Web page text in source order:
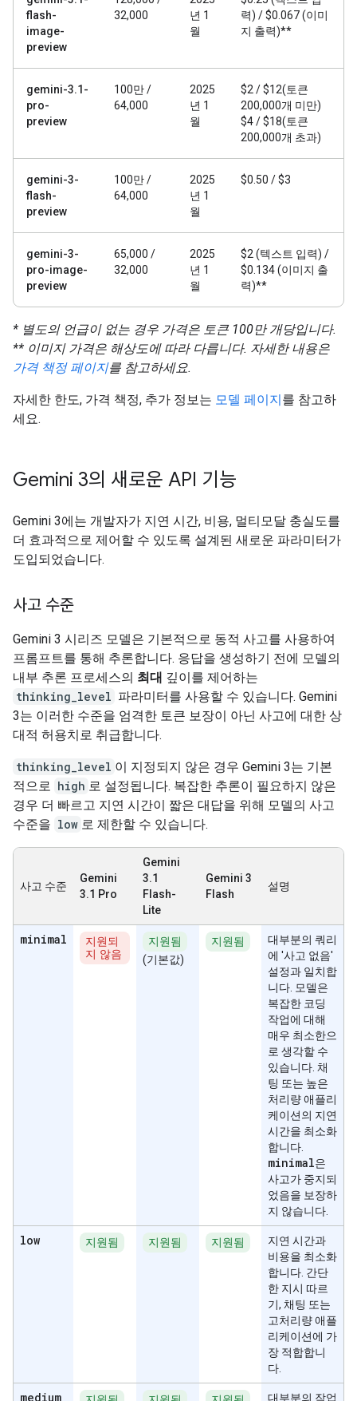
flash-
image-
preview
32,000
년 1
월
력) / $0.067 (이미
지 출력)**
gemini-3.1-
pro-
preview
100만 /
64,000
2025
년 1
월
$2 / $12(토큰
200,000개 미만)
$4 / $18(토큰
200,000개 초과)
gemini-3-
flash-
preview
100만 /
64,000
2025
년 1
월
$0.50 / $3
gemini-3-
pro-image-
preview
65,000 /
32,000
2025
년 1
월
$2 (텍스트 입력) /
$0.134 (이미지 출
력)**
* 별도의 언급이 없는 경우 가격은 토큰 100만 개당입니다.
** 이미지 가격은 해상도에 따라 다릅니다. 자세한 내용은
가격 책정 페이지를 참고하세요.
자세한 한도, 가격 책정, 추가 정보는 모델 페이지를 참고하
세요.
Gemini 3의 새로운 API 기능
Gemini 3에는 개발자가 지연 시간, 비용, 멀티모달 충실도를
더 효과적으로 제어할 수 있도록 설계된 새로운 파라미터가
도입되었습니다.
사고 수준
Gemini 3 시리즈 모델은 기본적으로 동적 사고를 사용하여
프롬프트를 통해 추론합니다. 응답을 생성하기 전에 모델의
내부 추론 프로세스의 최대 깊이를 제어하는
thinking_level 파라미터를 사용할 수 있습니다. Gemini
3는 이러한 수준을 엄격한 토큰 보장이 아닌 사고에 대한 상
대적 허용치로 취급합니다.
thinking_level 이 지정되지 않은 경우 Gemini 3는 기본
적으로 high 로 설정됩니다. 복잡한 추론이 필요하지 않은
경우 더 빠르고 지연 시간이 짧은 대답을 위해 모델의 사고
수준을 low 로 제한할 수 있습니다.
사고 수준
Gemini
3.1 Pro
Gemini
3.1
Flash-
Lite
Gemini 3
Flash
설명
minimal
지원되
지 않음
지원됨
(기본값)
지원됨
대부분의 쿼리
에 '사고 없음'
설정과 일치합
니다. 모델은
복잡한 코딩
작업에 대해
매우 최소한으
로 생각할 수
있습니다. 채
팅 또는 높은
처리량 애플리
케이션의 지연
시간을 최소화
합니다.
minimal은
사고가 중지되
었음을 보장하
지 않습니다.
low 지원됨 지원됨 지원됨
지연 시간과
비용을 최소화
합니다. 간단
한 지시 따르
기, 채팅 또는
고처리량 애플
리케이션에 가
장 적합합니
다.
medium 대부분의 작업